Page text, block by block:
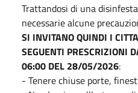
Trattandosi di una
necessarie alcune
SI INVITANO QUINDI I
SEGUENTI PRESCRIZIONI
06:00 DEL 28/05/2026:
- Tenere chiuse porte,